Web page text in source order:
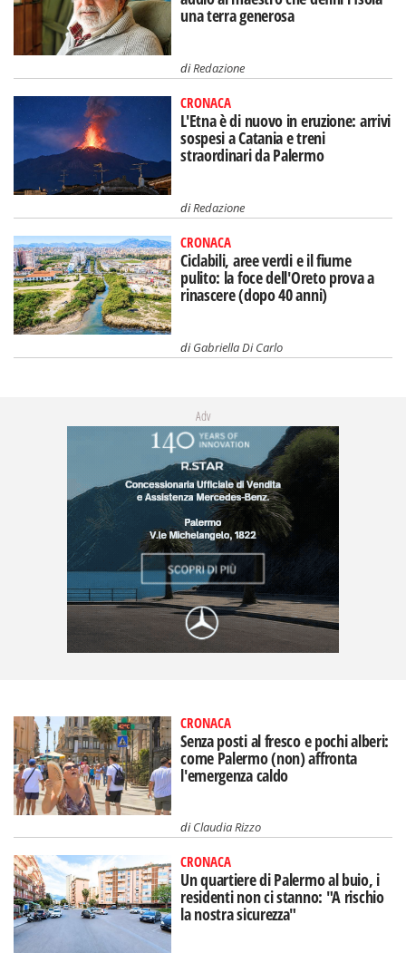
una terra generosa
diRedazione
CRONACA
L'Etna è di nuovo in eruzione: arrivi
sospesi a Catania e treni
straordinari da Palermo
diRedazione
CRONACA
Ciclabili, aree verdi e il fiume
pulito: la foce dell'Oreto prova a
rinascere (dopo 40 anni)
diGabriella Di Carlo
Adv
CRONACA
Senza posti al fresco e pochi alberi:
come Palermo (non) affronta
l'emergenza caldo
diClaudia Rizzo
CRONACA
Un quartiere di Palermo al buio, i
residenti non ci stanno: "A rischio
la nostra sicurezza"